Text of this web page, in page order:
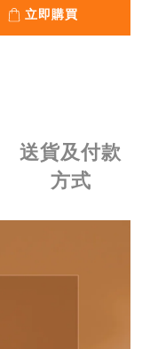
立即購買
送貨及付款
方式